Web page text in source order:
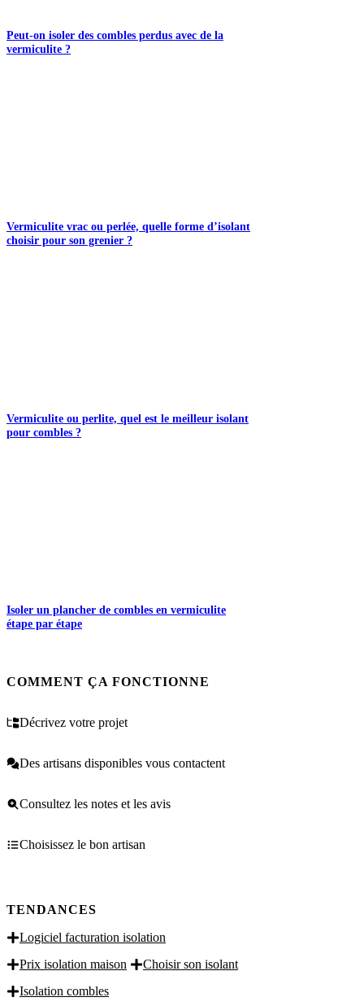
Peut-on isoler des combles perdus avec de la
vermiculite ?
Vermiculite vrac ou perlée, quelle forme d’isolant
choisir pour son grenier ?
Vermiculite ou perlite, quel est le meilleur isolant
pour combles ?
Isoler un plancher de combles en vermiculite
étape par étape
COMMENT ÇA FONCTIONNE
Décrivez votre projet
Des artisans disponibles vous contactent
Consultez les notes et les avis
Choisissez le bon artisan
TENDANCES
Logiciel facturation isolation
Prix isolation maison
Choisir son isolant
Isolation combles